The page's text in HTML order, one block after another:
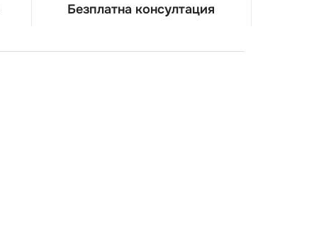
Безплатна консултация